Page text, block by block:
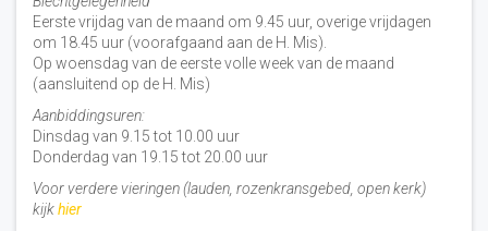
Eerste vrijdag van de maand om 9.45 uur, overige vrijdagen
om 18.45 uur (voorafgaand aan de H. Mis).
Op woensdag van de eerste volle week van de maand
(aansluitend op de H. Mis)
Aanbiddingsuren:
Dinsdag van 9.15 tot 10.00 uur
Donderdag van 19.15 tot 20.00 uur
Voor verdere vieringen (lauden, rozenkransgebed, open kerk)
kijkhier